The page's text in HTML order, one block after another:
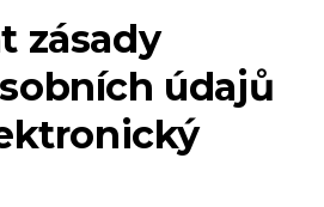
zásady
údajů